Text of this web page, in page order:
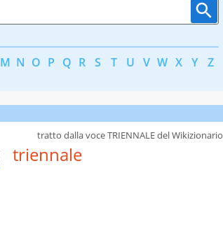
M N O P Q R S T U V W X Y Z
triennale
tratto dalla voce TRIENNALE del Wikizionario